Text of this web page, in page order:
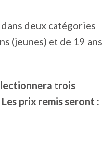
deux catégories
(jeunes) et de 19 ans
trois
prix remis seront :